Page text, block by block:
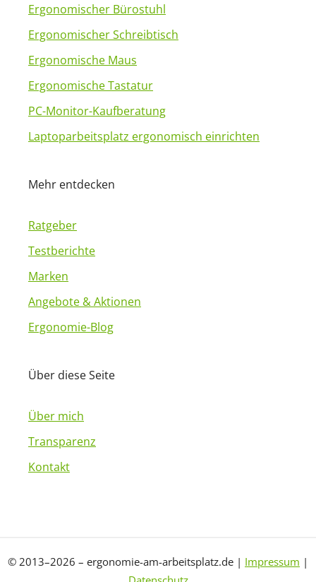
Ergonomischer Bürostuhl
Ergonomischer Schreibtisch
Ergonomische Maus
Ergonomische Tastatur
PC-Monitor-Kaufberatung
Laptoparbeitsplatz ergonomisch einrichten
Mehr entdecken
Ratgeber
Testberichte
Marken
Angebote & Aktionen
Ergonomie-Blog
Über diese Seite
Über mich
Transparenz
Kontakt
© 2013–2026 – ergonomie-am-arbeitsplatz.de | Impressum |